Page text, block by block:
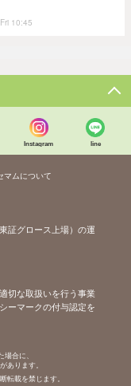
10:45
Instagram line
マムについて
証グロース上場）の運
切な取扱いを行う事業
ーマークの付与認定を
合に、
あります。
転載を禁じます。